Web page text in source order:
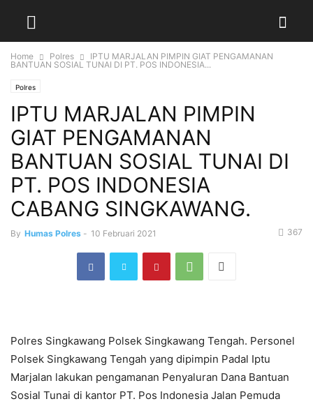
Home Polres
IPTU MARJALAN PIMPIN GIAT PENGAMANAN
BANTUAN SOSIAL TUNAI DI PT. POS INDONESIA...
Polres
IPTU MARJALAN PIMPIN
GIAT PENGAMANAN
BANTUAN SOSIAL TUNAI DI
PT. POS INDONESIA
CABANG SINGKAWANG.
By Humas Polres - 10 Februari 2021 367
Polres Singkawang Polsek Singkawang Tengah. Personel
Polsek Singkawang Tengah yang dipimpin Padal Iptu
Marjalan lakukan pengamanan Penyaluran Dana Bantuan
Sosial Tunai di kantor PT. Pos Indonesia Jalan Pemuda